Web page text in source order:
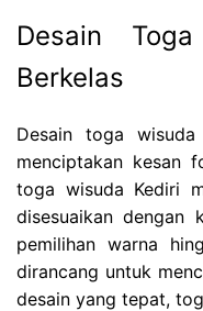
Desain
Berkelas
Desain toga
menciptakan kesan
toga wisuda Kediri
disesuaikan dengan
pemilihan warna
dirancang untuk
desain yang tepat,